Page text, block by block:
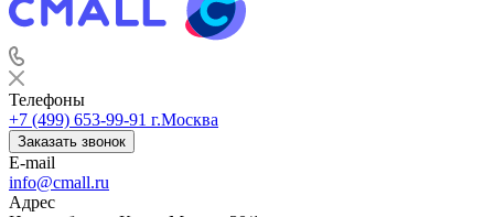
Телефоны
+7 (499) 653-99-91 г.Москва
Заказать звонок
E-mail
info@cmall.ru
Адрес